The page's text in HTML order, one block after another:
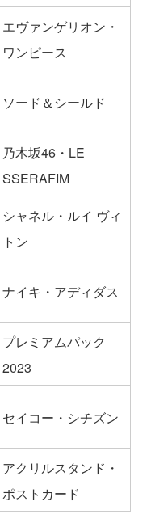
エヴァンゲリオン・
ワンピース
ソード＆シールド
乃木坂46・LE
SSERAFIM
シャネル・ルイ ヴィ
トン
ナイキ・アディダス
プレミアムパック
2023
セイコー・シチズン
アクリルスタンド・
ポストカード